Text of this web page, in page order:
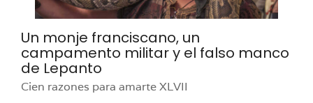
Un monje franciscano, un
campamento militar y el falso manco
de Lepanto
Cien razones para amarte XLVII